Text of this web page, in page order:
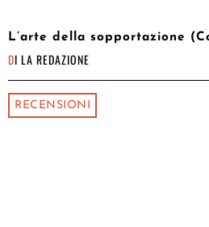
L’arte della sopportazione
DI LA REDAZIONE
RECENSIONI